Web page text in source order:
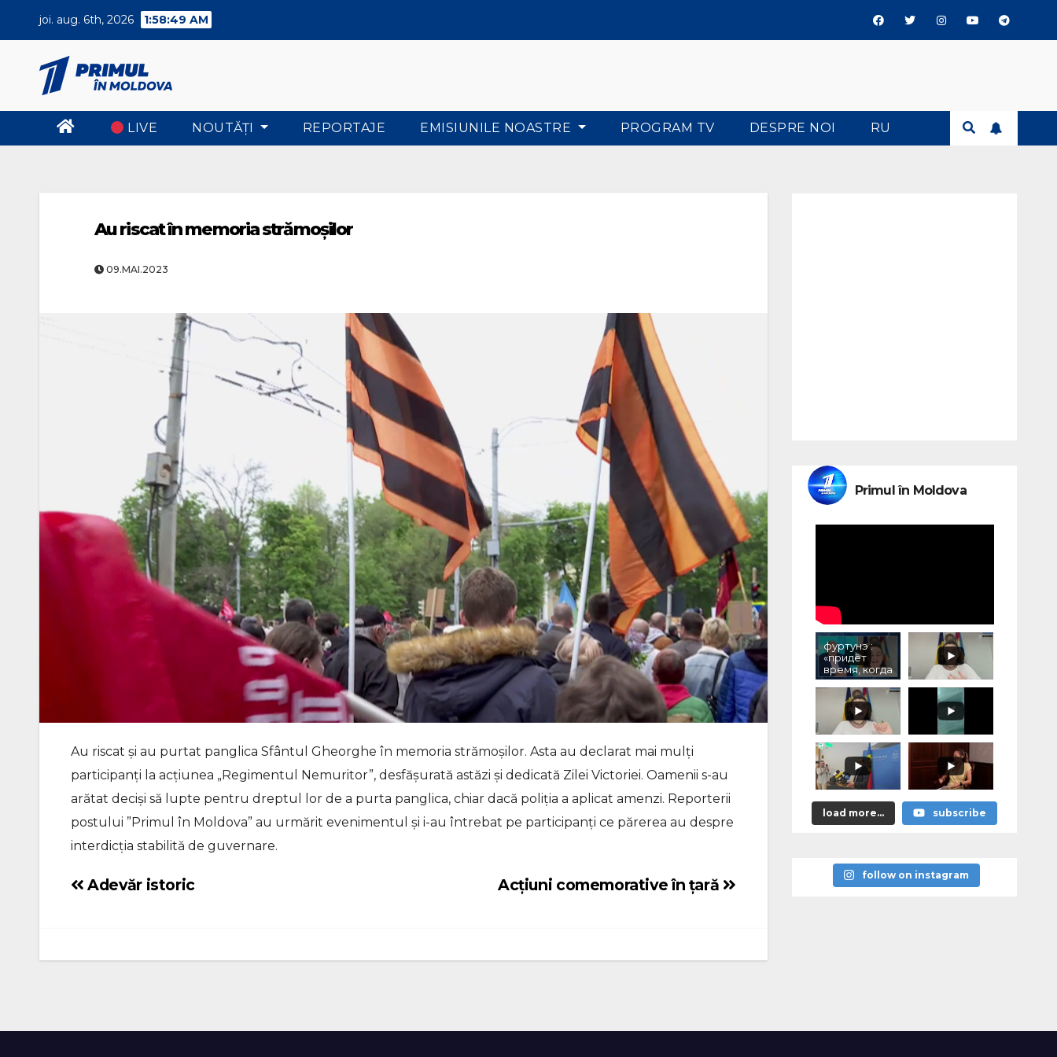
joi. aug. 6th, 2026 1:58:50 AM
LIVE NOUTĂŢI REPORTAJE EMISIUNILE NOASTRE PROGRAM TV DESPRE NOI RU
Au riscat în memoria strămoșilor
09.MAI.2023
Au riscat și au purtat panglica Sfântul Gheorghe în memoria strămoșilor. Asta au declarat mai mulți
participanți la acțiunea „Regimentul Nemuritor”, desfășurată astăzi și dedicată Zilei Victoriei. Oamenii s-au
arătat deciși să lupte pentru dreptul lor de a purta panglica, chiar dacă poliția a aplicat amenzi. Reporterii
postului ”Primul în Moldova” au urmărit evenimentul și i-au întrebat pe participanți ce părerea au despre
interdicția stabilită de guvernare.
Navigare
Acțiuni comemorative în țară
Adevăr istoric
Primul în Moldova
фуртунэ :
«придёт
время, когда
людям,
принимавши
м эти
решения,
придётся
отвечать за
них
персональн
о»
load more... subscribe
follow on instagram